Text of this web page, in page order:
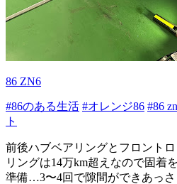
86 ZN6
#86のある生活 #オレンジ86 #86
ト
前後ハブベアリングとフロント
リングは14万km超えなので固着
準備…3〜4回で隙間ができあっさ